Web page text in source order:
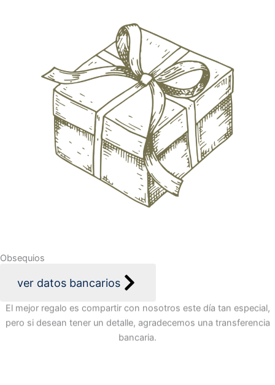
Obsequios
ver datos bancarios
El mejor regalo es compartir con nosotros este día tan especial,
pero si desean tener un detalle, agradecemos una transferencia
bancaria.